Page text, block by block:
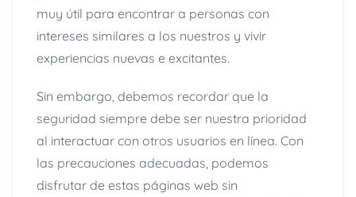
muy útil para encontrar a personas con
intereses similares a los nuestros y vivir
experiencias nuevas e excitantes.
Sin embargo, debemos recordar que la
seguridad siempre debe ser nuestra prioridad
al interactuar con otros usuarios en línea. Con
las precauciones adecuadas, podemos
disfrutar de estas páginas web sin